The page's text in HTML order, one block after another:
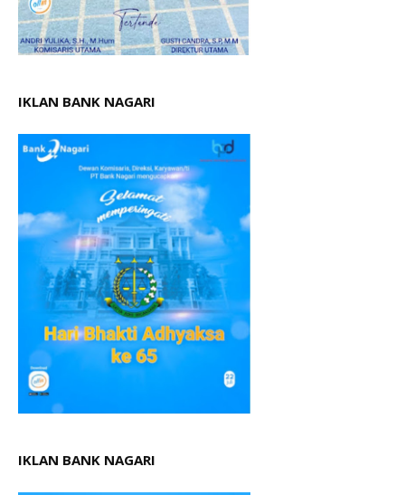
IKLAN BANK NAGARI
IKLAN BANK NAGARI